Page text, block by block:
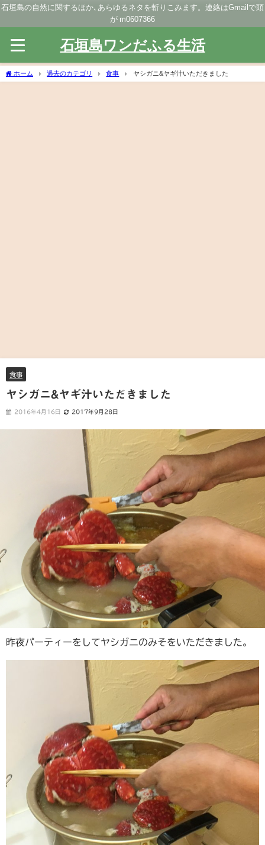
石垣島の自然に関するほか､あらゆるネタを斬りこみます。連絡はGmailで頭
が m0607366
石垣島ワンだふる生活
ホーム 過去のカテゴリ 食事 ヤシガニ&ヤギ汁いただきました
食事
ヤシガニ&ヤギ汁いただきました
2016年4月16日 2017年9月28日
昨夜パーティーをしてヤシガニのみそをいただきました。